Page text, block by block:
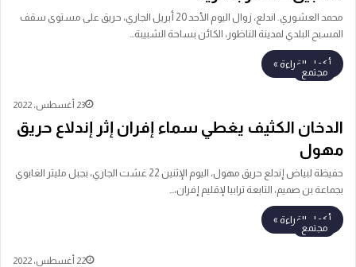
محمد العشوري. اندلع، زوال اليوم الأحد 20 أبريل الجاري، حريق على مستوى سقف
المسبح البلدي لمدينة الناظور، الكائن بساحة الشبيبة…
أكمل القراءة »
مجتمع
23 أغسطس، 2022
الدخان الكثيف يغطي سماء إفران إثر إندلاع حريق
مهول
حفيظة لبياض إندلع حريق مهول، اليوم الإثنين 22 غشت الجاري، بجبل مليتر الغابوي
بجماعة بن صميم، التابعة ترابيا لإقليم إفران،…
أكمل القراءة »
مجتمع
22 أغسطس، 2022